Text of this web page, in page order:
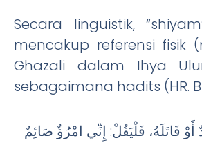
Secara linguistik,
mencakup referensi
Ghazali dalam Ihya
sebagaimana hadits (HR.
قَاتَلَهُ، فَلْيَقُلْ: إِنِّي امْرُؤٌ صَائِمٌ